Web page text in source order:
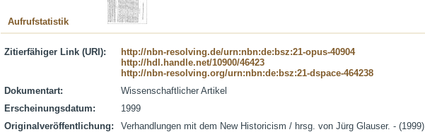
Aufrufstatistik
Zitierfähiger Link (URI):
http://nbn-resolving.de/urn:nbn:de:bsz:21-opus-40904
http://hdl.handle.net/10900/46423
http://nbn-resolving.org/urn:nbn:de:bsz:21-dspace-464238
Dokumentart:
Wissenschaftlicher Artikel
Erscheinungsdatum:
1999
Originalveröffentlichung:
Verhandlungen mit dem New Historicism / hrsg. von Jürg Glauser. - (1999)